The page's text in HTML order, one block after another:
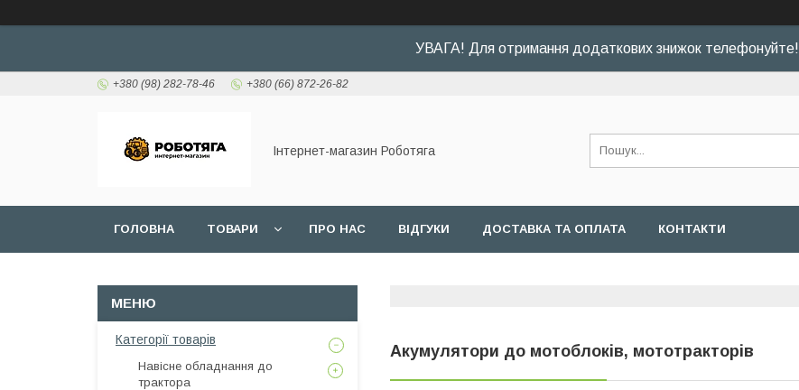
УВАГА! Для отримання додаткових знижок телефонуйте!
+380 (98) 282-78-46 +380 (66) 872-26-82
Інтернет-магазин Роботяга
ГОЛОВНА ТОВАРИ ПРО НАС ВІДГУКИ ДОСТАВКА ТА ОПЛАТА КОНТАКТИ
Акумулятори до мотоблоків, мототракторів
Категорії товарів
Навісне обладнання до
трактора